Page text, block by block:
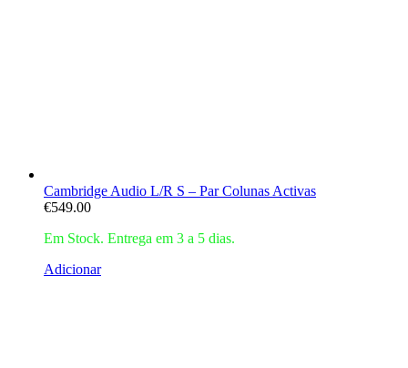
Cambridge Audio L/R S – Par Colunas Activas
€549.00
Em Stock. Entrega em 3 a 5 dias.
Adicionar